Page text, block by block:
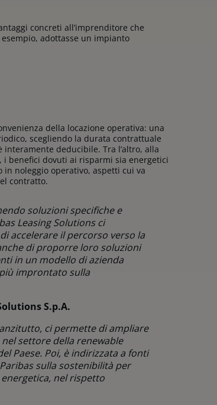
concreti all’imprenditore che
adottasse un impianto
della locazione operativa: una
scegliendo la durata contrattuale
deducibile. Tra l’altro, alla
benefici dovuti ai risparmi sia energetici
noleggio operativo, aspetti cui va
contratto.
soluzioni specifiche e
Leasing Solutions ci
accelerare il percorso verso la
di proporre loro soluzioni
in un modello di azienda
improntato sulla
S.p.A.
ci permette di ampliare
settore della renewable
Paese. Poi, è indirizzata a fonti
sulla sostenibilità per
nel rispetto